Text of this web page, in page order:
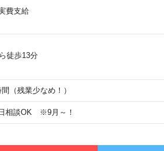
費支給
徒歩13分
（残業少なめ！）
相談OK ※9月～！